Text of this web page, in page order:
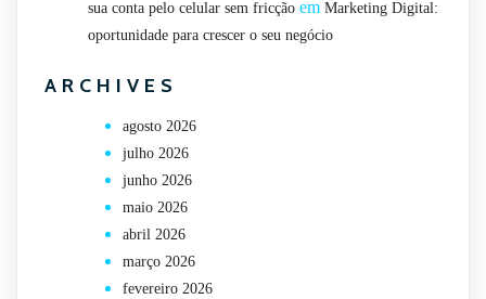
sua conta pelo celular sem fricção em Marketing Digital:
oportunidade para crescer o seu negócio
ARCHIVES
agosto 2026
julho 2026
junho 2026
maio 2026
abril 2026
março 2026
fevereiro 2026